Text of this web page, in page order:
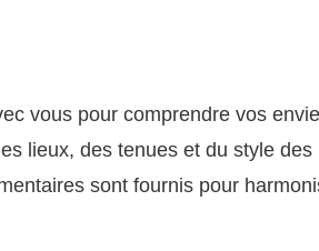
vous pour comprendre vos
lieux, des tenues et du style des
sont fournis pour